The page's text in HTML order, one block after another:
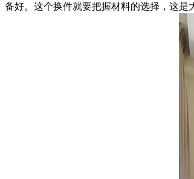
备好。这个换件就要把握材料的选择，这